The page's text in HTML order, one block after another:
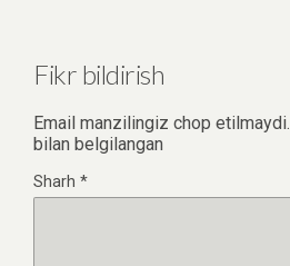
Fikr bildirish
Email manzilingiz chop etilmaydi.
bilan belgilangan
Sharh *